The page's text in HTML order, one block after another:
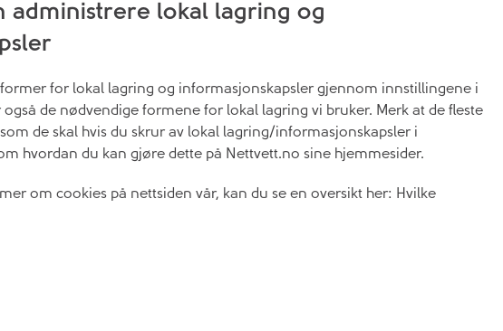
administrere lokal lagring og
for lokal lagring og informasjonskapsler gjennom innstillingene i
de nødvendige formene for lokal lagring vi bruker. Merk at de fleste
de skal hvis du skrur av lokal lagring/informasjonskapsler i
hvordan du kan gjøre dette på Nettvett.no sine hjemmesider.
om cookies på nettsiden vår, kan du se en oversikt her: Hvilke